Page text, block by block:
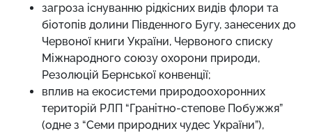
загроза існуванню рідкісних видів флори та
біотопів долини Південного Бугу, занесених до
Червоної книги України, Червоного списку
Міжнародного союзу охорони природи,
Резолюцій Бернської конвенції;
вплив на екосистеми природоохоронних
територій РЛП “Гранітно-степове Побужжя”
(одне з “Семи природних чудес України”),